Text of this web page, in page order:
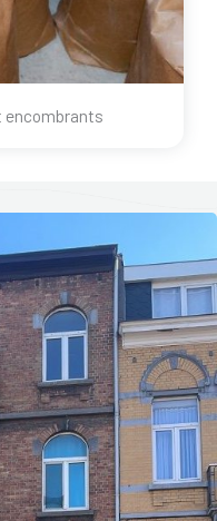
encombrants